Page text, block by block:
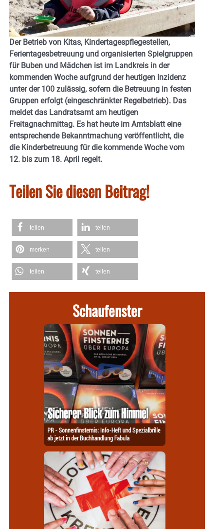
Der Betrieb von Kitas, Kindertagespflegestellen,
Ferientagesbetreuung und organisierten Spielgruppen
für Buben und Mädchen ist im Landkreis in der
kommenden Woche aufgrund der heutigen Inzidenz
unter der 100 zulässig, sofern die Betreuung in festen
Gruppen erfolgt (eingeschränkter Regelbetrieb). Das
meldet das Landratsamt am heutigen
Freitagnachmittag. Es hat heute im Amtsblatt eine
entsprechende Bekanntmachung veröffentlicht, die
die Kinderbetreuung für die kommende Woche vom
12. bis zum 18. April regelt.
Teilen Sie diesen Beitrag!
teilen teilen
merken teilen
teilen teilen
Schaufenster